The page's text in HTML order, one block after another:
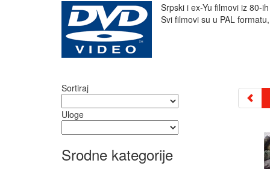
Srpski i ex-Yu filmovi iz 80-
Svi filmovi su u PAL
Sortiraj
Uloge
Srodne kategorije